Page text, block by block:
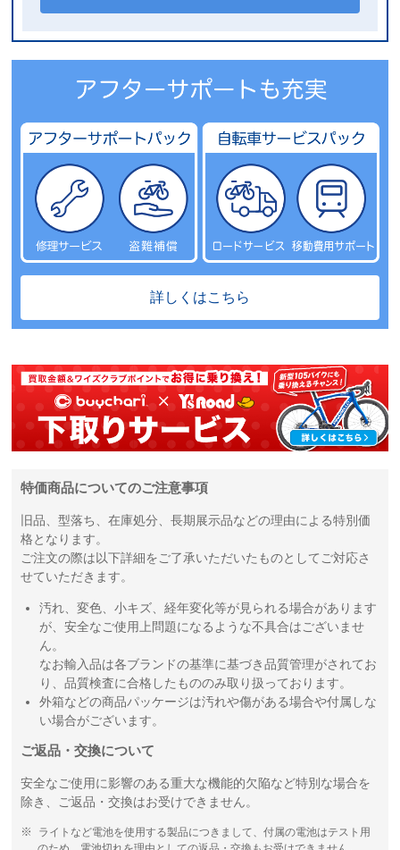
詳しくはこちら
特価商品についてのご注意事項
旧品、型落ち、在庫処分、長期展示品などの理由による特別価
格となります。
ご注文の際は以下詳細をご了承いただいたものとしてご対応さ
せていただきます。
汚れ、変色、小キズ、経年変化等が見られる場合があります
が、安全なご使用上問題になるような不具合はございませ
ん。
なお輸入品は各ブランドの基準に基づき品質管理がされてお
り、品質検査に合格したもののみ取り扱っております。
外箱などの商品パッケージは汚れや傷がある場合や付属しな
い場合がございます。
ご返品・交換について
安全なご使用に影響のある重大な機能的欠陥など特別な場合を
除き、ご返品・交換はお受けできません。
ライトなど電池を使用する製品につきまして、付属の電池はテスト用